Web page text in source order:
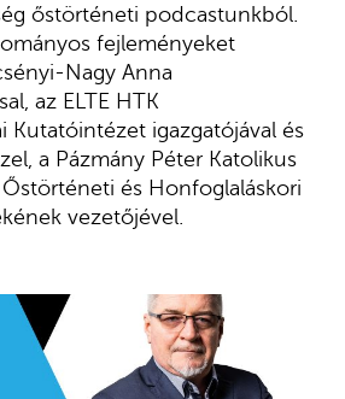
őstörténeti podcastunkból.
fejleményeket
Nagy Anna
az ELTE HTK
Kutatóintézet igazgatójával és
a Pázmány Péter Katolikus
Őstörténeti és Honfoglaláskori
vezetőjével.